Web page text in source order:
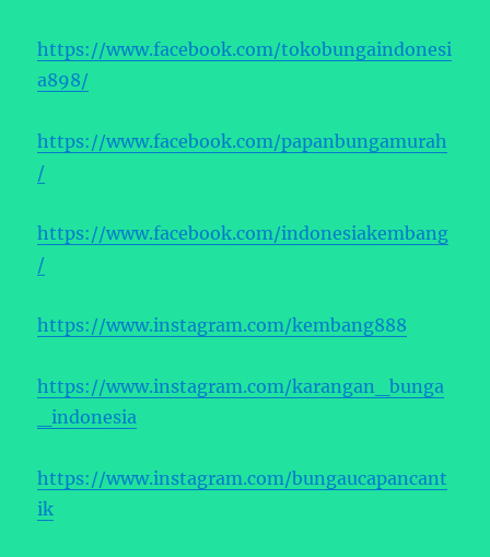
https://www.facebook.com/tokobungaindonesi
a898/
https://www.facebook.com/papanbungamurah
/
https://www.facebook.com/indonesiakembang
/
https://www.instagram.com/kembang888
https://www.instagram.com/karangan_bunga
_indonesia
https://www.instagram.com/bungaucapancant
ik